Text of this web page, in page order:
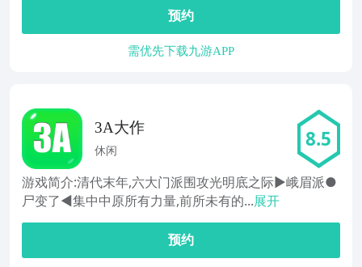
预约
需优先下载九游APP
3A大作
休闲 8.5
游戏简介:清代末年,六大门派围攻光明底之际▶峨眉派●
尸变了◀集中中原所有力量,前所未有的...展开
预约